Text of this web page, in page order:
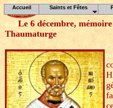
aaaLe 6 décembre,
Thaumaturge
Accueil Saints et Fêtes